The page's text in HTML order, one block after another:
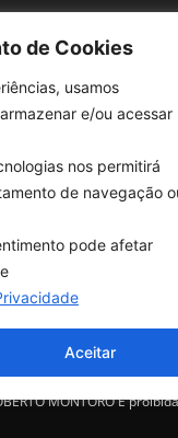
de Cookies
usamos
e/ou acessar
nos permitirá
de navegação
pode afetar
Aceitar
MONTORO É